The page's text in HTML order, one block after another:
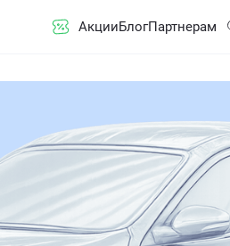
АкцииБлогПартнерам